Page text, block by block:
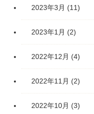
2023年3月 (11)
2023年1月 (2)
2022年12月 (4)
2022年11月 (2)
2022年10月 (3)